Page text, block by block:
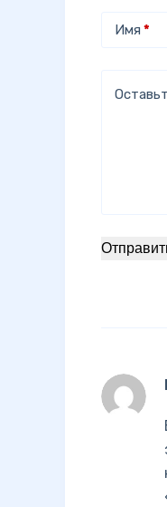
Имя *